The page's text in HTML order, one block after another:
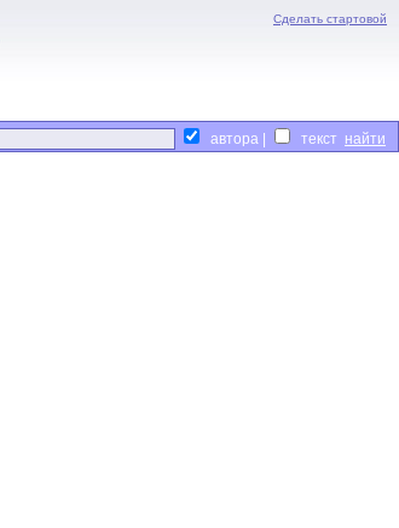
Сделать стартовой
автора | текст